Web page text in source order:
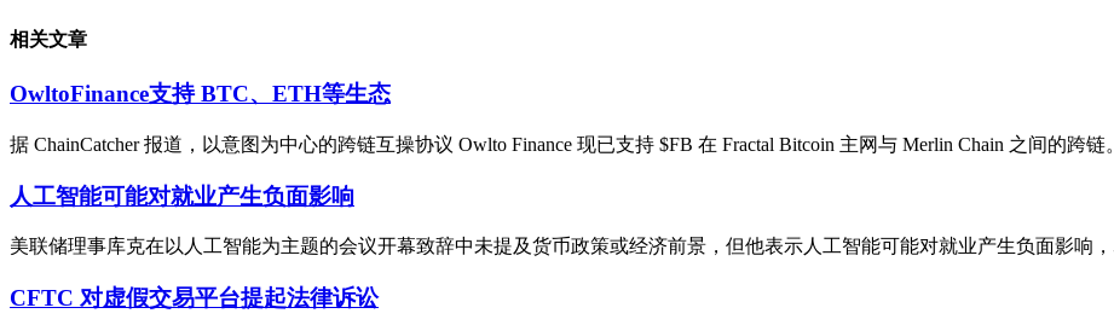
相关文章
OwltoFinance支持 BTC、ETH等生态
据 ChainCatcher 报道，以意图为中心的跨链互操协议 Owlto Finance 现已支持 $FB 在 Fractal Bitcoin 主网与 Merlin Chain 之间的跨
人工智能可能对就业产生负面影响
美联储理事库克在以人工智能为主题的会议开幕致辞中未提及货币政策或经济前景，但他表示人工智能可能对就业产生负面影响
CFTC 对虚假交易平台提起法律诉讼